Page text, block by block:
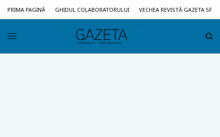
PRIMA PAGINĂ GHIDUL COLABORATORULUI VECHEA REVISTĂ GAZETA SF